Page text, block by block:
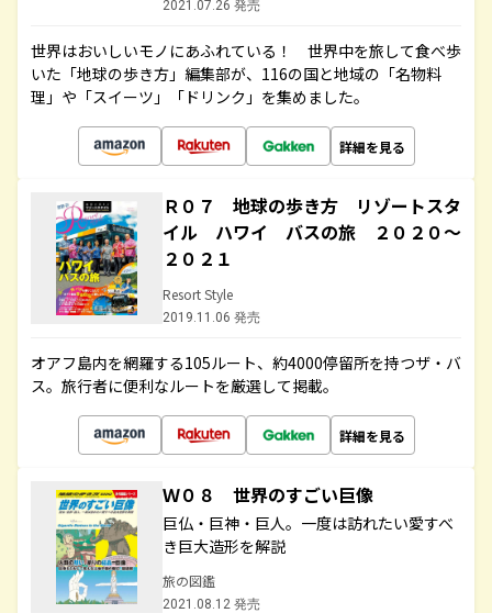
2021.07.26 発売
世界はおいしいモノにあふれている！ 世界中を旅して食べ歩
いた「地球の歩き方」編集部が、116の国と地域の「名物料
理」や「スイーツ」「ドリンク」を集めました。
詳細を見る
Ｒ０７ 地球の歩き方 リゾートスタ
イル ハワイ バスの旅 ２０２０～
２０２１
Resort Style
2019.11.06 発売
オアフ島内を網羅する105ルート、約4000停留所を持つザ・バ
ス。旅行者に便利なルートを厳選して掲載。
詳細を見る
Ｗ０８ 世界のすごい巨像
巨仏・巨神・巨人。一度は訪れたい愛すべ
き巨大造形を解説
旅の図鑑
2021.08.12 発売